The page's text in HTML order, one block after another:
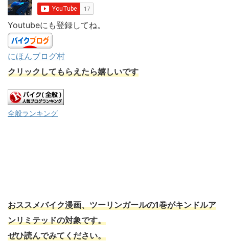
Youtubeにも登録してね。
にほんブログ村
クリックしてもらえたら嬉しいです
全般ランキング
おススメバイク漫画、ツーリンガールの1巻がキンドルア
ンリミテッドの対象です。
ぜひ読んでみてください。